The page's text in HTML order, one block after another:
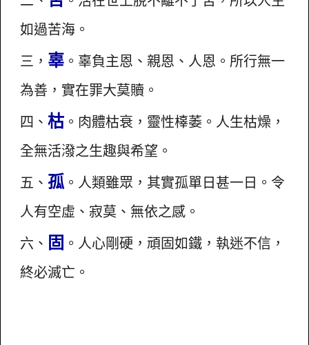
如過苦海。
三， 辜 。辜負主恩、親恩、人恩。所行無一
為善，實在罪大莫贖。
四、枯 。肉體枯衰，靈性橭萎。人生枯燥，
全無活潑之生趣與希望。
五、 孤 。人類雖眾，其實孤單日甚一日。令
人有空虛、寂莫、無依之感。
六、 固 。人心剛硬，頑固如鐵，執迷不信，
終必滅亡。